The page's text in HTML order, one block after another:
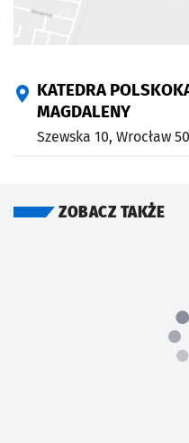
KATEDRA
MAGDALENY
Szewska 10, Wrocław
ZOBACZ TAKŻE